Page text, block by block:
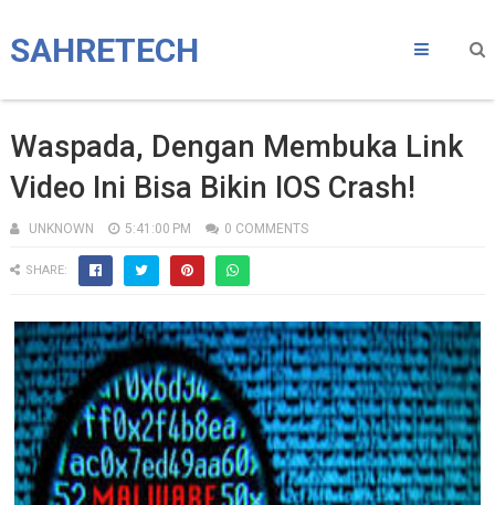
SAHRETECH
Waspada, Dengan Membuka Link
Video Ini Bisa Bikin IOS Crash!
UNKNOWN 5:41:00 PM 0 COMMENTS
SHARE: